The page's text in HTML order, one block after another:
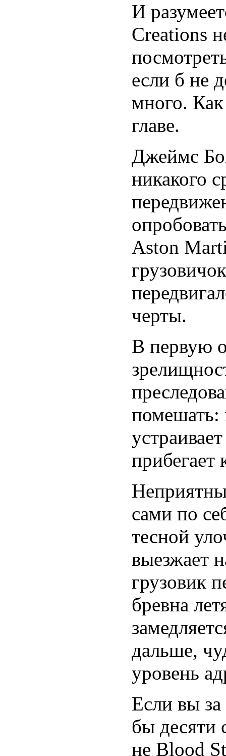
И
Creations
если б не
много.
главе.
Джеймс
никакого
Aston
черты.
В первую
помешать:
сами по
тесной
выезжает
грузовик
бревна
дальше,
уровень
Если вы за
бы десяти
не Blood